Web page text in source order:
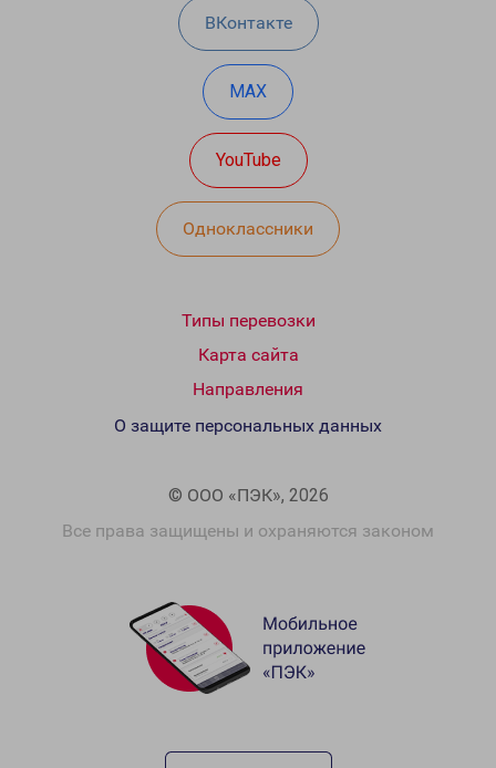
ВКонтакте
MAX
YouTube
Одноклассники
Типы перевозки
Карта сайта
Направления
© ООО «ПЭК», 2026
Все права защищены и охраняются законом
О защите персональных данных